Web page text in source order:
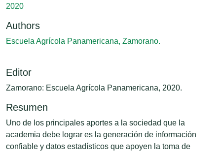
2020
Authors
Escuela Agrícola Panamericana, Zamorano.
Editor
Zamorano: Escuela Agrícola Panamericana, 2020.
Resumen
Uno de los principales aportes a la sociedad que la
academia debe lograr es la generación de información
confiable y datos estadísticos que apoyen la toma de